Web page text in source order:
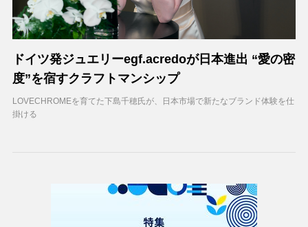
ドイツ発ジュエリーegf.acredoが日本進出 “愛の密
度”を宿すクラフトマンシップ
LOVECHROMEを育てた下島千穂氏が、日本市場で新たなブランド体験を仕
掛ける